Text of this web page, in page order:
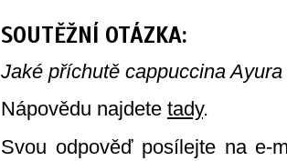
SOUTĚŽNÍ OTÁZKA:
Jaké příchutě cappuccina
Nápovědu najdete tady.
Svou odpověď posílejte na e-